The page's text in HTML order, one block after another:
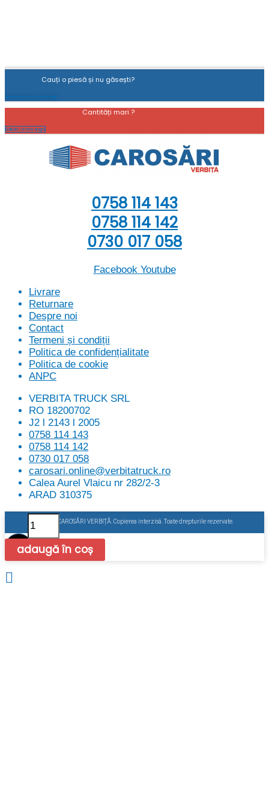
Cauți o piesă și nu găsești?
Trimite poză pe whatsapp
Cantități mari ?
Solicită oferta angro
0758 114 143
0758 114 142
0730 017 058
Facebook Youtube
Livrare
Returnare
Despre noi
Contact
Termeni și condiții
Politica de confidențialitate
Politica de cookie
ANPC
VERBITA TRUCK SRL
RO 18200702
J2 l 2143 l 2005
0758 114 143
0758 114 142
0730 017 058
carosari.online@verbitatruck.ro
Calea Aurel Vlaicu nr 282/2-3
ARAD 310375
2022 @ CAROSĂRI VERBIȚĂ. Copierea interzisă. Toate drepturile rezervate.
Cantitate
Huawei
-
Smart
adaugă în coș